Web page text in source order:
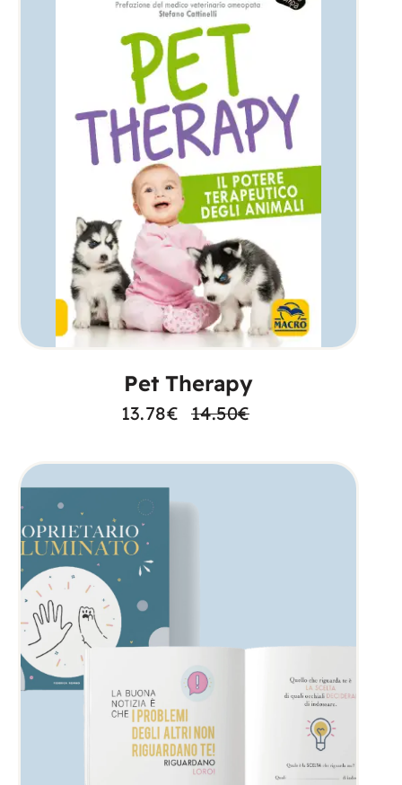
AGGIUNGI AL CARRELLO
Pet Therapy
14.50€
13.78€